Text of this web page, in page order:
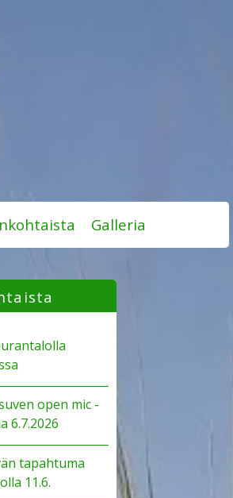
Galleria
open mic -
6.7.2026
tapahtuma
11.6.